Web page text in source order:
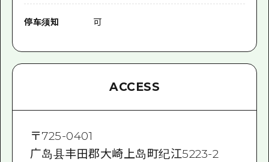
停车须知 可
ACCESS
〒725-0401
广岛县丰田郡大崎上岛町纪江5223-2